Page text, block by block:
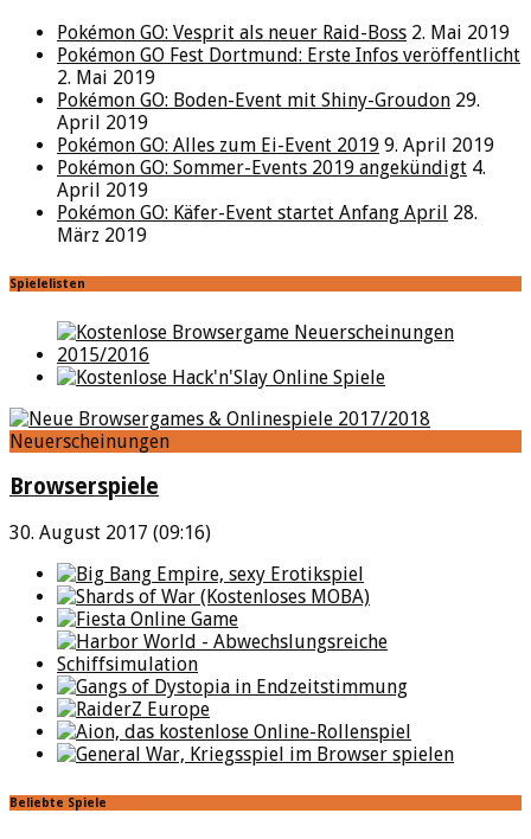
Pokémon GO: Vesprit als neuer Raid-Boss 2. Mai 2019
Pokémon GO Fest Dortmund: Erste Infos veröffentlicht
2. Mai 2019
Pokémon GO: Boden-Event mit Shiny-Groudon 29.
April 2019
Pokémon GO: Alles zum Ei-Event 2019 9. April 2019
Pokémon GO: Sommer-Events 2019 angekündigt 4.
April 2019
Pokémon GO: Käfer-Event startet Anfang April 28.
März 2019
Spielelisten
Neuerscheinungen
Browserspiele
30. August 2017 (09:16)
Beliebte Spiele